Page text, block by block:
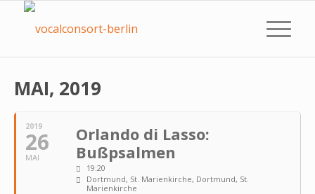
MAI, 2019
2019
26
MAI
Orlando di Lasso:
Bußpsalmen
19:20
Dortmund, St. Marienkirche, Dortmund, St.
Marienkirche